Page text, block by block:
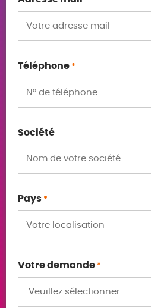
Téléphone *
Société
Pays *
Votre demande *